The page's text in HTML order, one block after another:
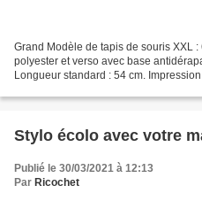
Grand Modèle de tapis de souris XXL
polyester et verso avec base
Longueur standard : 54 cm.
Stylo écolo avec votre
Publié le 30/03/2021 à 12:13
Par Ricochet